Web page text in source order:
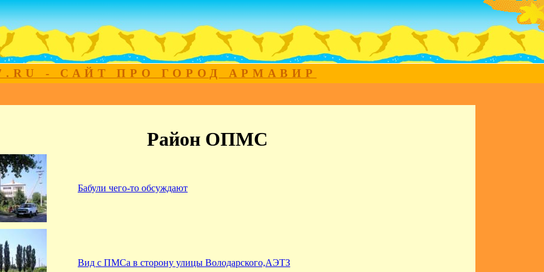
- САЙТ ПРО ГОРОД АРМАВИР
Район ОПМС
Бабули чего-то обсуждают
Вид с ПМСа в сторону улицы Володарского,АЭТЗ